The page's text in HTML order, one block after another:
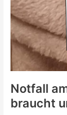
Notfall
braucht